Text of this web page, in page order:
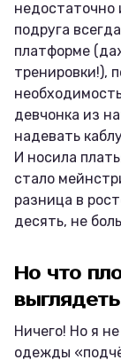
недостаточно
подруга
платформе
тренировки!),
девчонка из
надевать
И носила
стало
разница в
десять, не
Но что
Ничего! Но я
одежды